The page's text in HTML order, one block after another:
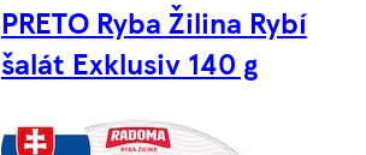
PRETO Ryba Žilina Rybí
šalát Exklusiv 140 g